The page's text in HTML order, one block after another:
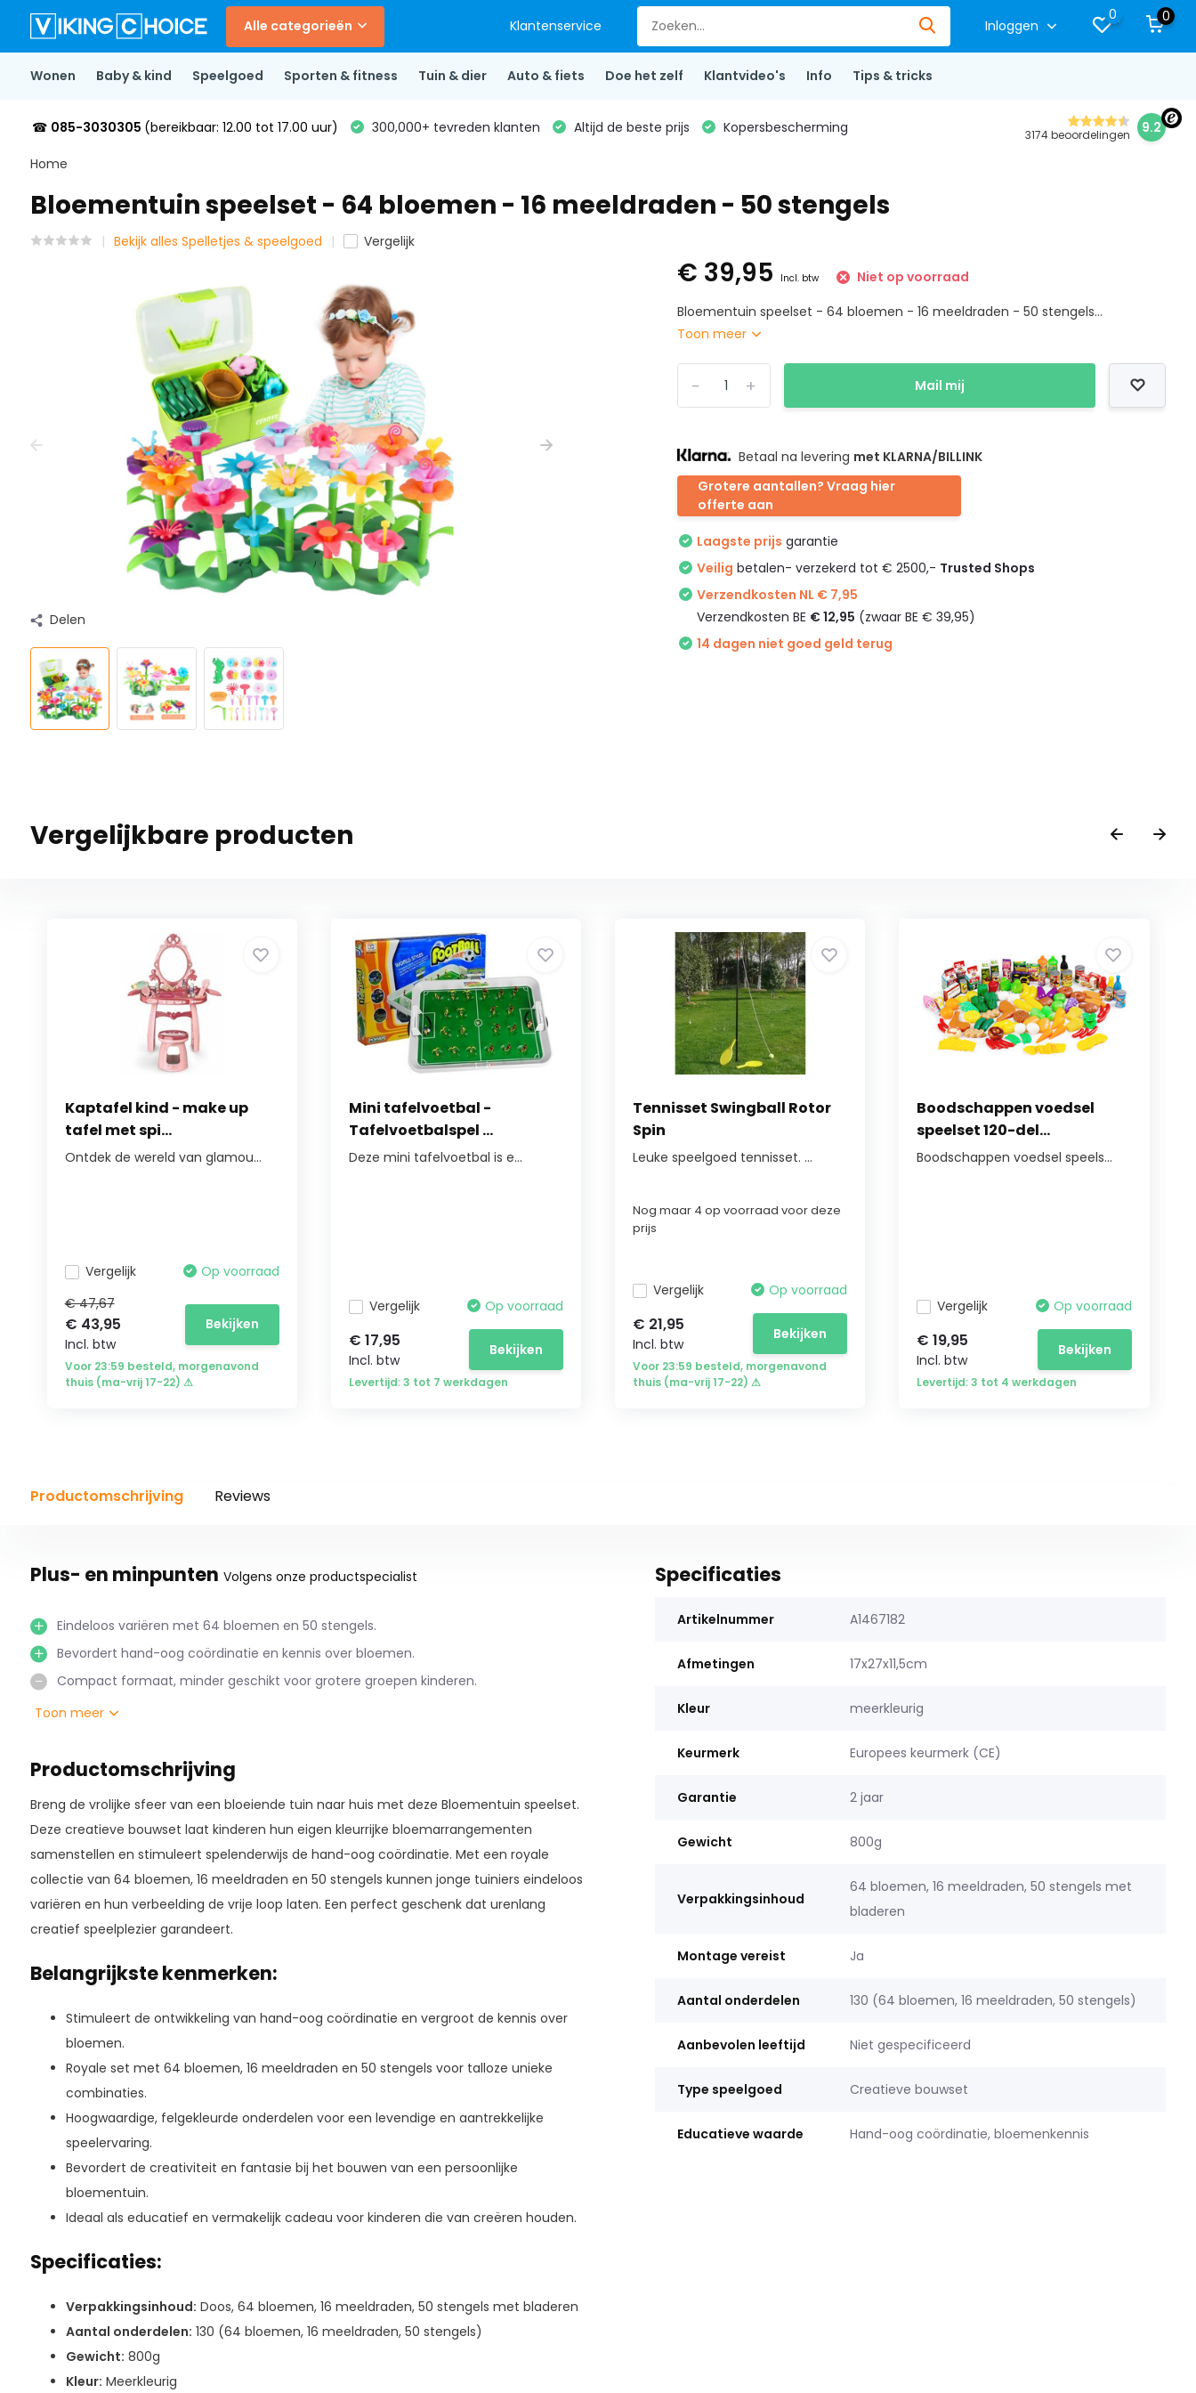
Alle categorieën Klantenservice Inloggen
0 0
Wonen Baby & kind Speelgoed Sporten & fitness Tuin & dier Auto & fiets Doe het zelf Klantvideo's Info Tips & tricks
☎ 085-3030305 (bereikbaar: 12.00 tot 17.00 uur) 300,000+ tevreden klanten Altijd de beste prijs Kopersbescherming 3174 beoordelingen 9.2
Home
Bloementuin speelset - 64 bloemen - 16 meeldraden - 50 stengels
Bekijk alles Spelletjes & speelgoed Vergelijk
Delen
€ 39,95 Incl. btw
Niet op voorraad
Bloementuin speelset - 64 bloemen - 16 meeldraden - 50 stengels...
Toon meer
+
- Mail mij
Betaal na levering met KLARNA/BILLINK
Grotere aantallen? Vraag hier
offerte aan
Laagste prijs garantie
Veilig betalen- verzekerd tot € 2500,- Trusted Shops
Verzendkosten NL € 7,95
Verzendkosten BE € 12,95 (zwaar BE € 39,95)
14 dagen niet goed geld terug
Vergelijkbare producten
Kaptafel kind - make up
tafel met spi...
Ontdek de wereld van glamou...
Vergelijk
Op voorraad
€ 47,67
€ 43,95
Incl. btw
Bekijken
Voor 23:59 besteld, morgenavond
thuis (ma-vrij 17-22) ⚠
Mini tafelvoetbal -
Tafelvoetbalspel ...
Deze mini tafelvoetbal is e...
Vergelijk Op voorraad
€ 17,95
Incl. btw
Bekijken
Levertijd: 3 tot 7 werkdagen
Tennisset Swingball Rotor
Spin
Leuke speelgoed tennisset. ...
Nog maar 4 op voorraad voor deze
prijs
Vergelijk Op voorraad
€ 21,95
Incl. btw
Bekijken
Voor 23:59 besteld, morgenavond
thuis (ma-vrij 17-22) ⚠
Boodschappen voedsel
speelset 120-del...
Boodschappen voedsel speels...
Vergelijk Op voorraad
€ 19,95
Incl. btw
Bekijken
Levertijd: 3 tot 4 werkdagen
Productomschrijving Reviews
Plus- en minpunten Volgens onze productspecialist
Eindeloos variëren met 64 bloemen en 50 stengels.
Bevordert hand-oog coördinatie en kennis over bloemen.
Compact formaat, minder geschikt voor grotere groepen kinderen.
Toon meer
Productomschrijving
Breng de vrolijke sfeer van een bloeiende tuin naar huis met deze Bloementuin speelset.
Deze creatieve bouwset laat kinderen hun eigen kleurrijke bloemarrangementen
samenstellen en stimuleert spelenderwijs de hand-oog coördinatie. Met een royale
collectie van 64 bloemen, 16 meeldraden en 50 stengels kunnen jonge tuiniers eindeloos
variëren en hun verbeelding de vrije loop laten. Een perfect geschenk dat urenlang
creatief speelplezier garandeert.
Belangrijkste kenmerken:
Stimuleert de ontwikkeling van hand-oog coördinatie en vergroot de kennis over
bloemen.
Royale set met 64 bloemen, 16 meeldraden en 50 stengels voor talloze unieke
combinaties.
Hoogwaardige, felgekleurde onderdelen voor een levendige en aantrekkelijke
speelervaring.
Bevordert de creativiteit en fantasie bij het bouwen van een persoonlijke
bloementuin.
Ideaal als educatief en vermakelijk cadeau voor kinderen die van creëren houden.
Specificaties:
Verpakkingsinhoud: Doos, 64 bloemen, 16 meeldraden, 50 stengels met bladeren
Aantal onderdelen: 130 (64 bloemen, 16 meeldraden, 50 stengels)
Gewicht: 800g
Kleur: Meerkleurig
Specificaties
Artikelnummer A1467182
Afmetingen 17x27x11,5cm
Kleur meerkleurig
Keurmerk Europees keurmerk (CE)
Garantie 2 jaar
Gewicht 800g
Verpakkingsinhoud
64 bloemen, 16 meeldraden, 50 stengels met
bladeren
Montage vereist Ja
Aantal onderdelen 130 (64 bloemen, 16 meeldraden, 50 stengels)
Aanbevolen leeftijd Niet gespecificeerd
Type speelgoed Creatieve bouwset
Educatieve waarde Hand-oog coördinatie, bloemenkennis